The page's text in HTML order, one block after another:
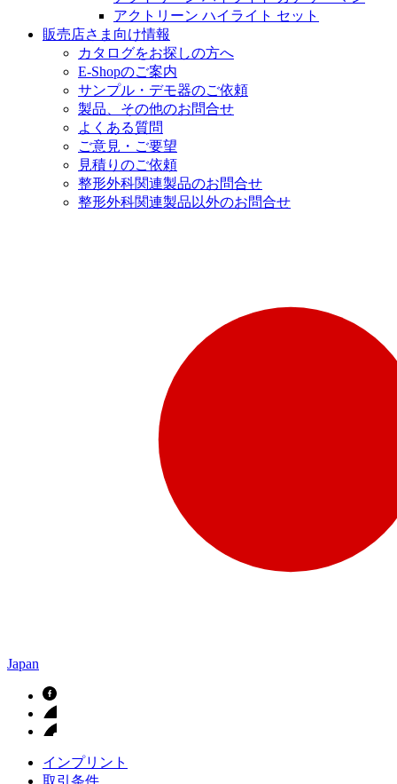
アクトリーン ハイライト セット
販売店さま向け情報
カタログをお探しの方へ
E-Shopのご案内
サンプル・デモ器のご依頼
製品、その他のお問合せ
よくある質問
ご意見・ご要望
見積りのご依頼
整形外科関連製品のお問合せ
整形外科関連製品以外のお問合せ
Japan
インプリント
取引条件